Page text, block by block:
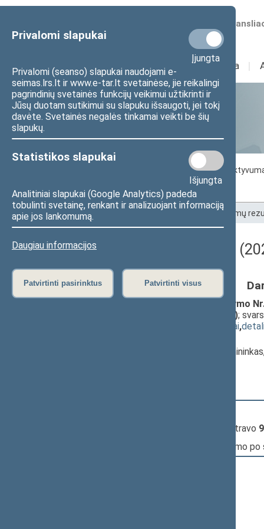
Privalomi slapukai
Įjungta
Privalomi (seanso) slapukai naudojami e-
seimas.lrs.lt ir www.e-tar.lt svetainėse, jie reikalingi
pagrindinių svetainės funkcijų veikimui užtikrinti ir
Jūsų duotam sutikimui su slapuku išsaugoti, jei tokį
davėte. Svetainės negalės tinkamai veikti be šių
slapukų.
Statistikos slapukai
Išjungta
Analitiniai slapukai (Google Analytics) padeda
tobulinti svetainę, renkant ir analizuojant informaciją
apie jos lankomumą.
Daugiau informacijos
Patvirtinti pasirinktus Patvirtinti visus
Numatomos
Sudėtis Veikla I
Statistika
Seimo narių
Seimo narių balsavimų rezultatai
Pradžia Seimo narių balsavimų
Darbotvarkės klausimas
Ginklų ir šaudmenų kontrolės įstatymo
įstatymo projektas (Nr. XVP-219(2));
susiję dokumentai,
, Komiteto
(užsiregistravo
dėl pritarimo